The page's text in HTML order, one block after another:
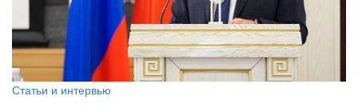
Статьи и интервью